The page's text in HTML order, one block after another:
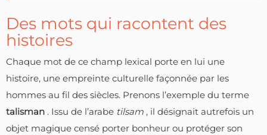
Des mots qui racontent des
histoires
Chaque mot de ce champ lexical porte en lui une
histoire, une empreinte culturelle façonnée par les
hommes au fil des siècles. Prenons l’exemple du terme
talisman . Issu de l’arabe tilsam , il désignait autrefois un
objet magique censé porter bonheur ou protéger son